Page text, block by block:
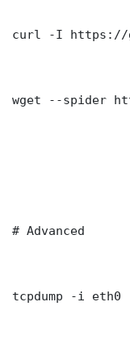
curl -I https://
wget --spider
# Advanced
tcpdump -i eth0